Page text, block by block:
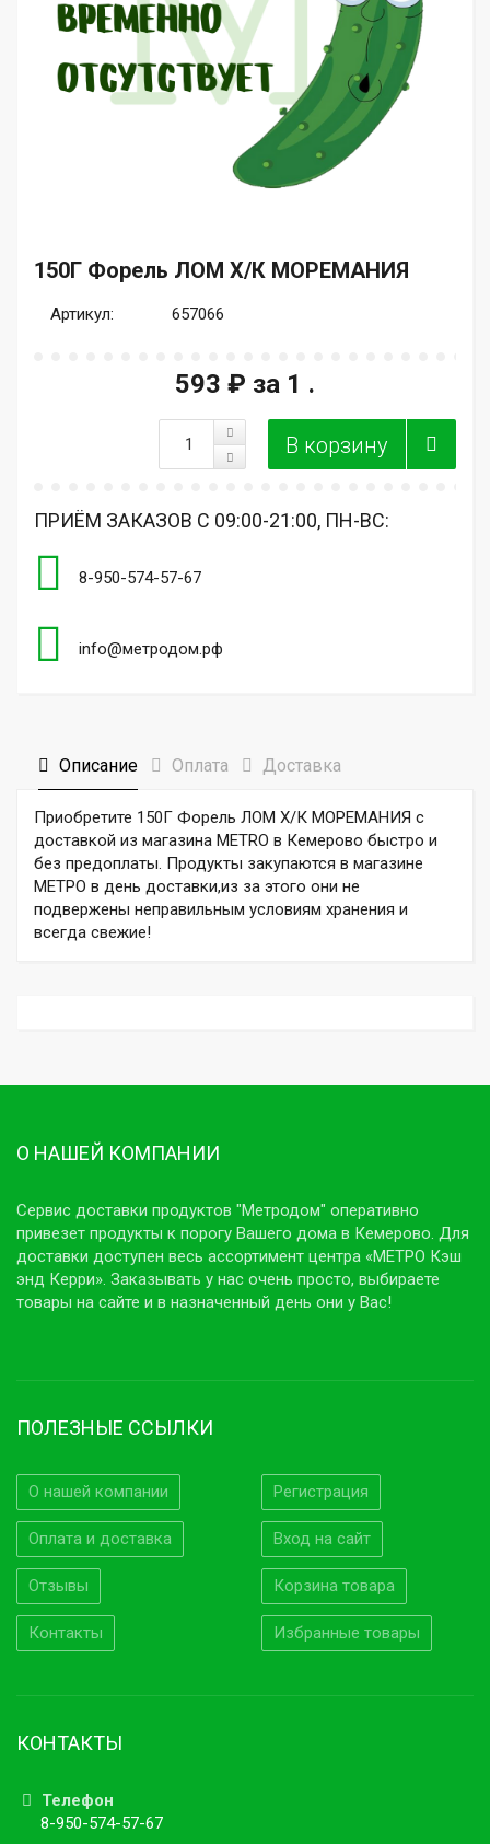
150Г Форель ЛОМ Х/К МОРЕМАНИЯ
Артикул: 657066
593 ₽ за 1 .
ПРИЁМ ЗАКАЗОВ С 09:00-21:00, ПН-ВС:
8-950-574-57-67
info@метродом.рф
Описание Оплата Доставка
Приобретите 150Г Форель ЛОМ Х/К МОРЕМАНИЯ с
доставкой из магазина METRO в Кемерово быстро и
без предоплаты. Продукты закупаются в магазине
МЕТРО в день доставки,из за этого они не
подвержены неправильным условиям хранения и
всегда свежие!
О НАШЕЙ КОМПАНИИ
Сервис доставки продуктов "Метродом" оперативно
привезет продукты к порогу Вашего дома в Кемерово. Для
доставки доступен весь ассортимент центра «МЕТРО Кэш
энд Керри». Заказывать у нас очень просто, выбираете
товары на сайте и в назначенный день они у Вас!
ПОЛЕЗНЫЕ ССЫЛКИ
О нашей компании
Оплата и доставка
Отзывы
Контакты
Регистрация
Вход на сайт
Корзина товара
Избранные товары
КОНТАКТЫ
Телефон
8-950-574-57-67